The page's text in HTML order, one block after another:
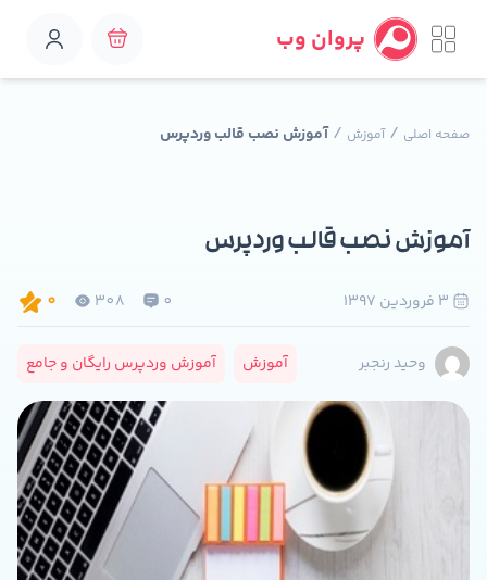
پروان وب
صفحه اصلی /آموزش /آموزش نصب قالب وردپرس
0
308
0
آموزش نصب قالب وردپرس
وحید رنجبر آموزش آموزش وردپرس رایگان و جامع